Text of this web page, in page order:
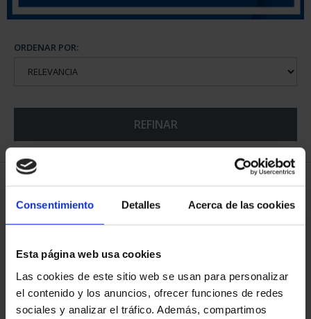
Consentimiento Detalles Acerca de las cookies
Esta página web usa cookies
Las cookies de este sitio web se usan para personalizar
el contenido y los anuncios, ofrecer funciones de redes
sociales y analizar el tráfico. Además, compartimos
ORDENAR POR:
REFINAR
5 Productos encontrados